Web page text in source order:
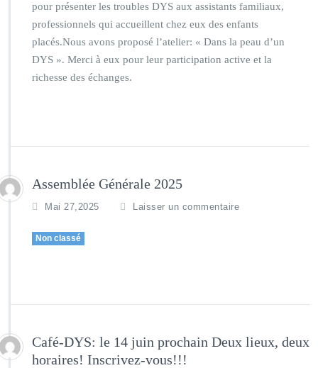
pour présenter les troubles DYS aux assistants familiaux,
professionnels qui accueillent chez eux des enfants
placés.Nous avons proposé l’atelier: « Dans la peau d’un
DYS ». Merci à eux pour leur participation active et la
richesse des échanges.
Assemblée Générale 2025
Mai 27,2025 Laisser un commentaire
Non classé
Café-DYS: le 14 juin prochain Deux lieux, deux
horaires! Inscrivez-vous!!!